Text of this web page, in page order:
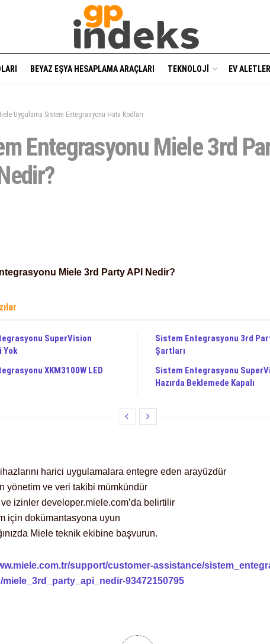
BEYAZ EŞYA HESAPLAMA ARAÇLARI TEKNOLOJI EV
Uygulama Sistem Entegrasyonu Hata Kodları
Entegrasyonu Miele 3rd
Miele 3rd Party API Nedir?
SuperVision
Yok
XKM3100W LED
Sistem Entegrasyonu 3rd
Şartları
Sistem Entegrasyonu
Hazırda Beklemede Kapalı
harici uygulamalara entegre eden arayüzdür
yönetim ve veri takibi mümkündür
ve izinler developer.miele.com’da belirtilir
için dokümantasyona uyun
Miele teknik ekibine başvurun.
support/customer-assistance/
miele_3rd_party_api_nedir-93472150795